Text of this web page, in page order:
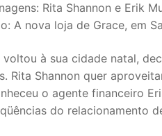
Rita Shannon e Erik
A nova loja de Grace, em
voltou à sua cidade natal,
Rita Shannon quer
o agente financeiro
do relacionamento